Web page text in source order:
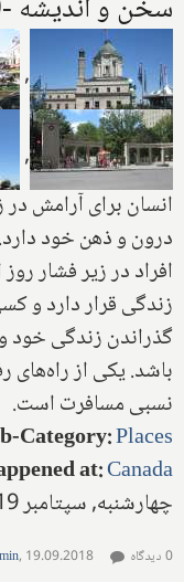
سخن و اندیشه‌ -30- مونتریال، پس از ده سال
,
,
انسان برای آرامش
درون و ذهن خود
افراد در زیر فشار
زندگی قرار دارد و
گذراندن زندگی خود
باشد. یکی از راه‌های
نسبی مسافرت است.
Category:Places
at:Canada
چهارشنبه, سپتامبر 19, 2018 - 20:00
, 19.09.2018 0 دیدگاه